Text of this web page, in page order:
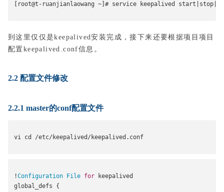
root@t - ruanjianlaowang ~]# service keepalived start stop
到这里仅仅是keepalived安装完成，接下来还要根据项目项目
配置keepalived.conf信息。
2.2 配置文件修改
2.2.1 master的conf配置文件
vi cd /etc/ keepalived / keepalived . conf
!Configuration File for keepalived
global_defs {